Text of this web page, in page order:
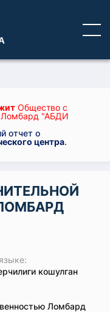
Общество с
Ломбард "АБДИ
отчет о
центра.
кошулган
Ломбард